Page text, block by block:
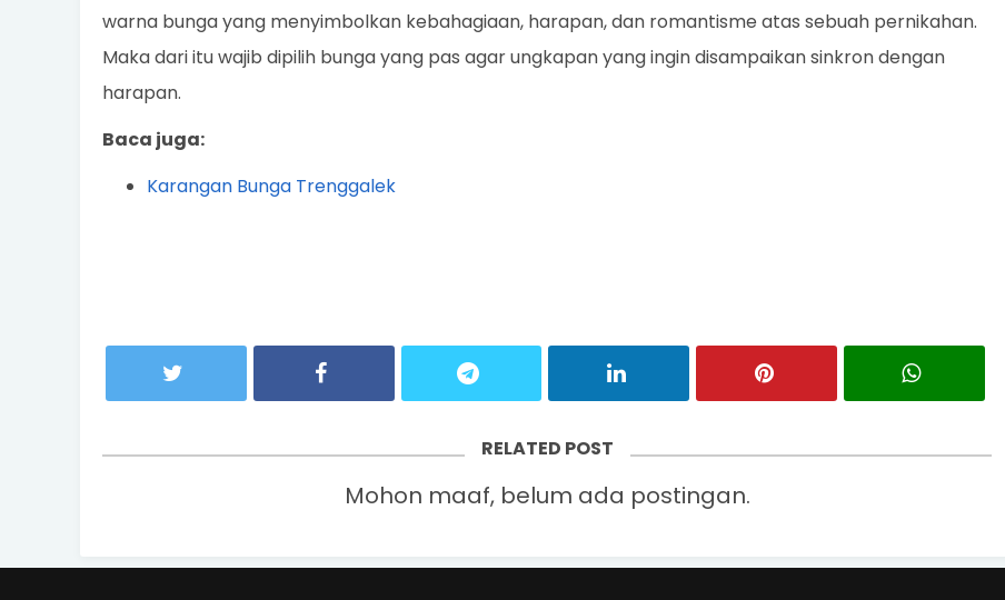
warna bunga yang menyimbolkan kebahagiaan, harapan, dan romantisme atas sebuah pernikahan.
Maka dari itu wajib dipilih bunga yang pas agar ungkapan yang ingin disampaikan sinkron dengan
harapan.
Baca juga:
Karangan Bunga Trenggalek
RELATED POST
Mohon maaf, belum ada postingan.